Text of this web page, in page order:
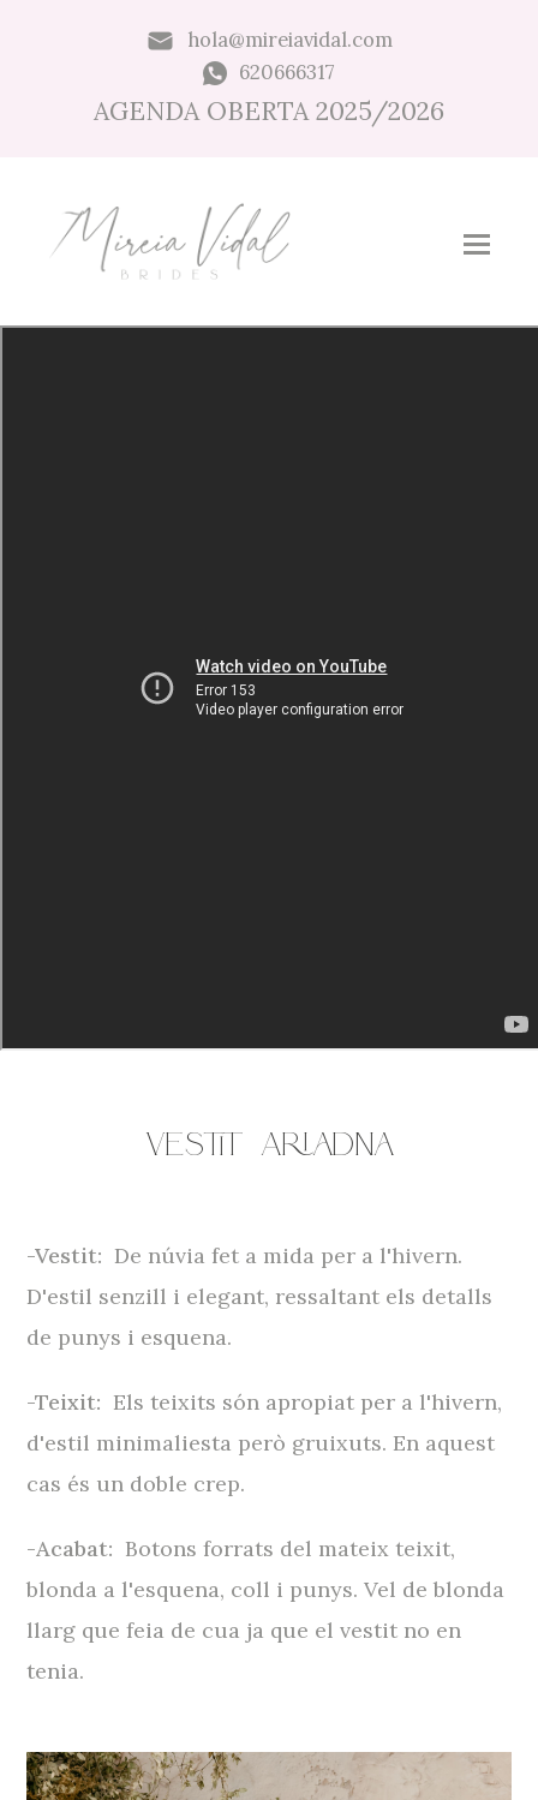
hola@mireiavidal.com
620666317
AGENDA OBERTA 2025/2026
Vestit Ariadna
-Vestit: De núvia fet a mida per a l'hivern.
D'estil senzill i elegant, ressaltant els detalls
de punys i esquena.
-Teixit: Els teixits són apropiat per a l'hivern,
d'estil minimaliesta però gruixuts. En aquest
cas és un doble crep.
-Acabat: Botons forrats del mateix teixit,
blonda a l'esquena, coll i punys. Vel de blonda
llarg que feia de cua ja que el vestit no en
tenia.